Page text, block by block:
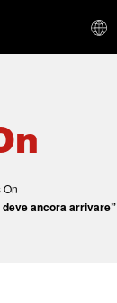
On
deve ancora arrivare”